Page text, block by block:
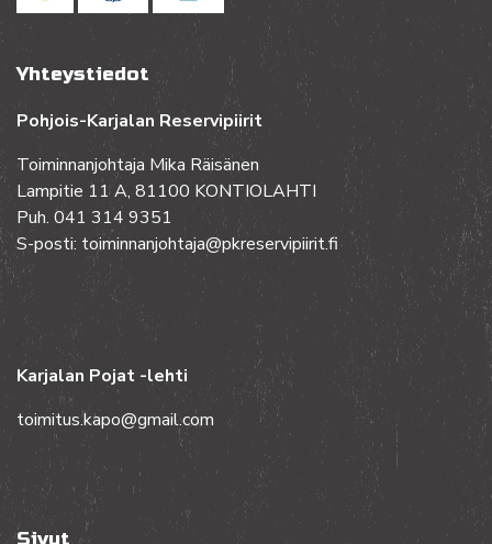
Yhteystiedot
Pohjois-Karjalan Reservipiirit
Toiminnanjohtaja Mika Räisänen
Lampitie 11 A, 81100 KONTIOLAHTI
Puh. 041 314 9351
S-posti: toiminnanjohtaja@pkreservipiirit.fi
Karjalan Pojat -lehti
toimitus.kapo@gmail.com